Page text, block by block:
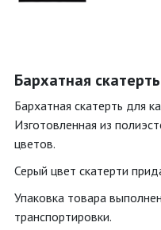
Бархатная
Бархатная скатерть для
Изготовленная из
цветов.
Серый цвет скатерти
Упаковка товара
транспортировки.